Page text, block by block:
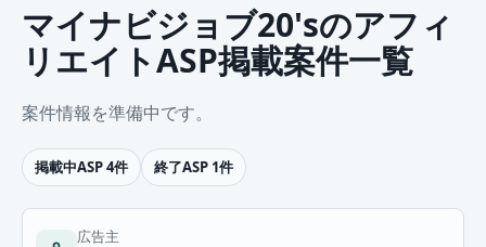
マイナビジョブ20'sのアフィ
リエイトASP掲載案件一覧
案件情報を準備中です。
掲載中ASP 4件 終了ASP 1件
広告主